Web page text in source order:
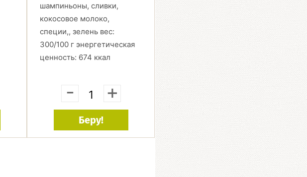
шампиньоны, сливки,
кокосовое молоко,
специи,, зелень вес:
300/100 г энергетическая
ценность: 674 ккал
- +
Беру!